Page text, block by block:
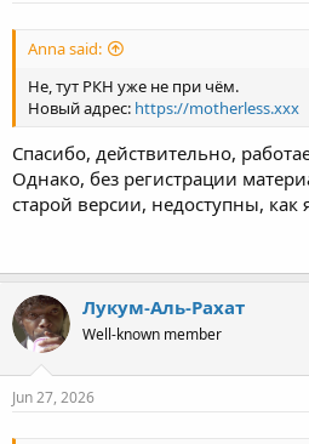
Anna said:
Не, тут РКН уже не при чём.
Новый адрес: https://motherless.xxx
Спасибо, действительно,
Однако, без регистрации
старой версии, недоступны, как
Лукум-Аль-Рахат
Well-known member
Jun 27, 2026